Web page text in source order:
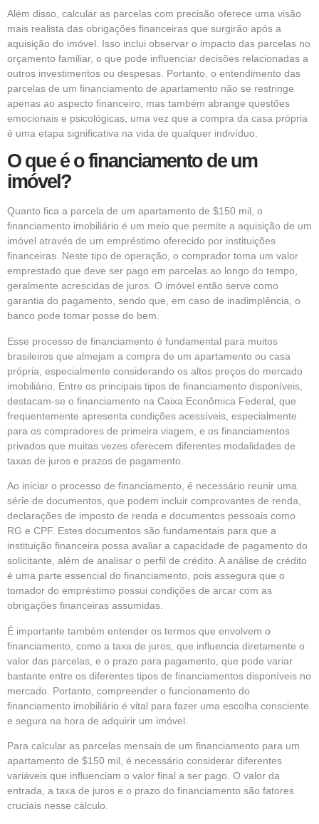
Além disso, calcular as parcelas com precisão oferece uma visão
mais realista das obrigações financeiras que surgirão após a
aquisição do imóvel. Isso inclui observar o impacto das parcelas no
orçamento familiar, o que pode influenciar decisões relacionadas a
outros investimentos ou despesas. Portanto, o entendimento das
parcelas de um financiamento de apartamento não se restringe
apenas ao aspecto financeiro, mas também abrange questões
emocionais e psicológicas, uma vez que a compra da casa própria
é uma etapa significativa na vida de qualquer indivíduo.
O que é o financiamento de um
imóvel?
Quanto fica a parcela de um apartamento de $150 mil, o
financiamento imobiliário é um meio que permite a aquisição de um
imóvel através de um empréstimo oferecido por instituições
financeiras. Neste tipo de operação, o comprador toma um valor
emprestado que deve ser pago em parcelas ao longo do tempo,
geralmente acrescidas de juros. O imóvel então serve como
garantia do pagamento, sendo que, em caso de inadimplência, o
banco pode tomar posse do bem.
Esse processo de financiamento é fundamental para muitos
brasileiros que almejam a compra de um apartamento ou casa
própria, especialmente considerando os altos preços do mercado
imobiliário. Entre os principais tipos de financiamento disponíveis,
destacam-se o financiamento na Caixa Econômica Federal, que
frequentemente apresenta condições acessíveis, especialmente
para os compradores de primeira viagem, e os financiamentos
privados que muitas vezes oferecem diferentes modalidades de
taxas de juros e prazos de pagamento.
Ao iniciar o processo de financiamento, é necessário reunir uma
série de documentos, que podem incluir comprovantes de renda,
declarações de imposto de renda e documentos pessoais como
RG e CPF. Estes documentos são fundamentais para que a
instituição financeira possa avaliar a capacidade de pagamento do
solicitante, além de analisar o perfil de crédito. A análise de crédito
é uma parte essencial do financiamento, pois assegura que o
tomador do empréstimo possui condições de arcar com as
obrigações financeiras assumidas.
É importante também entender os termos que envolvem o
financiamento, como a taxa de juros, que influencia diretamente o
valor das parcelas, e o prazo para pagamento, que pode variar
bastante entre os diferentes tipos de financiamentos disponíveis no
mercado. Portanto, compreender o funcionamento do
financiamento imobiliário é vital para fazer uma escolha consciente
e segura na hora de adquirir um imóvel.
Para calcular as parcelas mensais de um financiamento para um
apartamento de $150 mil, é necessário considerar diferentes
variáveis que influenciam o valor final a ser pago. O valor da
entrada, a taxa de juros e o prazo do financiamento são fatores
cruciais nesse cálculo.